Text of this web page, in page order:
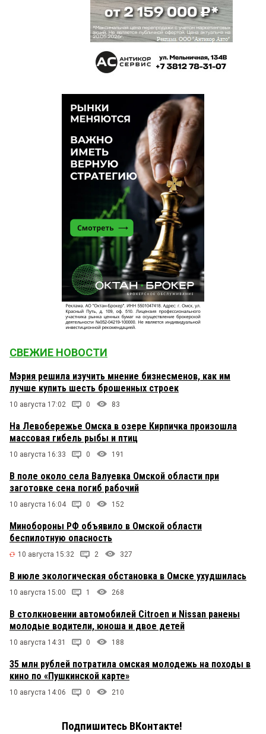
СВЕЖИЕ НОВОСТИ
Мэрия решила изучить мнение бизнесменов, как им
лучше купить шесть брошенных строек
10 августа 17:02 0 83
На Левобережье Омска в озере Кирпичка произошла
массовая гибель рыбы и птиц
10 августа 16:33 0 191
В поле около села Валуевка Омской области при
заготовке сена погиб рабочий
10 августа 16:04 0 152
Минобороны РФ объявило в Омской области
беспилотную опасность
10 августа 15:32 2 327
В июле экологическая обстановка в Омске ухудшилась
10 августа 15:00 1 268
В столкновении автомобилей Citroen и Nissan ранены
молодые водители, юноша и двое детей
10 августа 14:31 0 188
35 млн рублей потратила омская молодежь на походы в
кино по «Пушкинской карте»
10 августа 14:06 0 210
Подпишитесь ВКонтакте!